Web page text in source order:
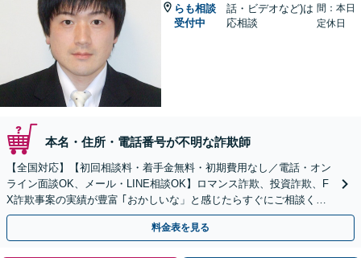
らも相談
受付中
話・ビデオなど)は
応相談
間：本日
定休日
本名・住所・電話番号が不明な詐欺師
【全国対応】【初回相談料・着手金無料・初期費用なし／電話・オン
ライン面談OK、メール・LINE相談OK】ロマンス詐欺、投資詐欺、F
X詐欺事案の実績が豊富 ｢おかしいな」と感じたらすぐにご相談くだ
さい。
料金表を見る